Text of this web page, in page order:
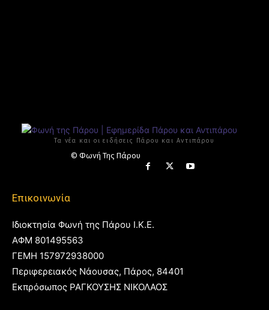
Τα νέα και οι ειδήσεις Πάρου και Αντιπάρου
© Φωνή Της Πάρου
Επικοινωνία
Ιδιοκτησία Φωνή της Πάρου Ι.Κ.Ε.
ΑΦΜ 801495563
ΓΕΜΗ 157972938000
Περιφερειακός Νάουσας, Πάρος, 84401
Εκπρόσωπος ΡΑΓΚΟΥΣΗΣ ΝΙΚΟΛΑΟΣ